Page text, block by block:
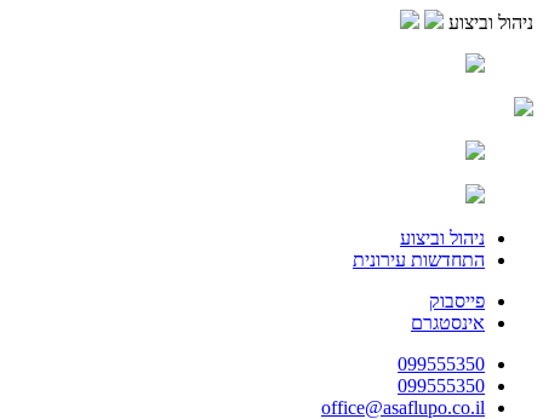
ניהול וביצוע
ניהול וביצוע
התחדשות עירונית
פייסבוק
אינסטגרם
099555350
099555350
office@asaflupo.co.il